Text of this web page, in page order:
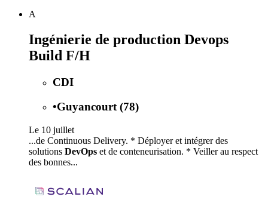
A
Ingénierie de production Devops
Build F/H
CDI
•Guyancourt (78)
Le 10 juillet
...de Continuous Delivery. * Déployer et intégrer des
solutions DevOps et de conteneurisation. * Veiller au respect
des bonnes...